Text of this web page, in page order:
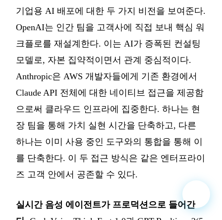
기업용 AI 배포에 대한 두 가지 비전을 보여준다.
OpenAI는 인간 팀을 고객사에 직접 보내 핵심 워
크플로를 재설계한다. 이는 AI가 증폭된 컨설팅
모델로, 자본 집약적이면서 관계 중심적이다.
Anthropic은 AWS 개발자들에게 기존 환경에서
Claude API 전체에 대한 네이티브 접근을 제공함
으로써 클라우드 인프라에 집중한다. 하나는 현
장 팀을 통해 가치 실현 시간을 단축하고, 다른
하나는 이미 사용 중인 도구와의 통합을 통해 이
를 단축한다. 이 두 접근 방식은 같은 엔터프라이
즈 고객 안에서 공존할 수 있다.
실시간 음성 에이전트가 프로덕션으로 들어간